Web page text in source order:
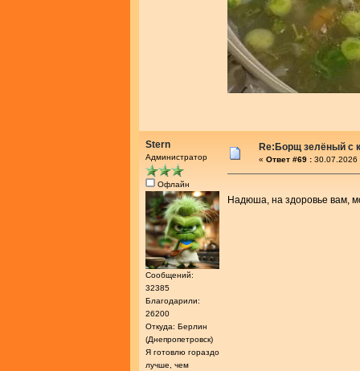
Stern
Администратор
Офлайн
Сообщений:
32385
Благодарили:
26200
Откуда: Берлин
(Днепропетровск)
Я готовлю гораздо
лучше, чем
Re:Борщ зелёный с
« Ответ #69 : 30.07.2026
Надюша, на здоровье вам,